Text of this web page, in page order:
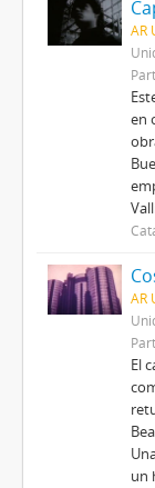
AR
en
AR
El
un